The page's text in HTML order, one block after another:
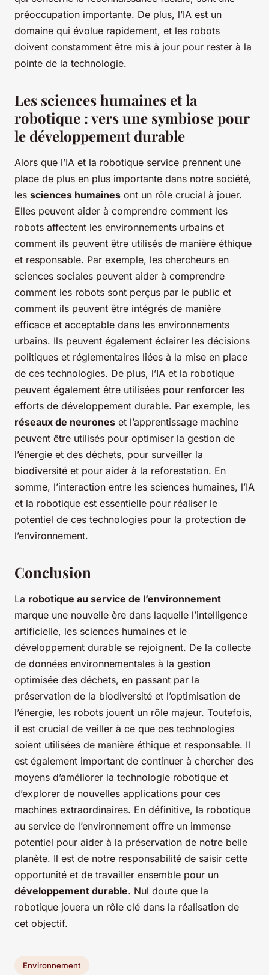
préoccupation importante. De plus, l’IA est un
domaine qui évolue rapidement, et les robots
doivent constamment être mis à jour pour rester à la
pointe de la technologie.
Les sciences humaines et la
robotique : vers une symbiose pour
le développement durable
Alors que l’IA et la robotique service prennent une
place de plus en plus importante dans notre société,
les sciences humaines ont un rôle crucial à jouer.
Elles peuvent aider à comprendre comment les
robots affectent les environnements urbains et
comment ils peuvent être utilisés de manière éthique
et responsable. Par exemple, les chercheurs en
sciences sociales peuvent aider à comprendre
comment les robots sont perçus par le public et
comment ils peuvent être intégrés de manière
efficace et acceptable dans les environnements
urbains. Ils peuvent également éclairer les décisions
politiques et réglementaires liées à la mise en place
de ces technologies. De plus, l’IA et la robotique
peuvent également être utilisées pour renforcer les
efforts de développement durable. Par exemple, les
réseaux de neurones et l’apprentissage machine
peuvent être utilisés pour optimiser la gestion de
l’énergie et des déchets, pour surveiller la
biodiversité et pour aider à la reforestation. En
somme, l’interaction entre les sciences humaines, l’IA
et la robotique est essentielle pour réaliser le
potentiel de ces technologies pour la protection de
l’environnement.
Conclusion
La robotique au service de l’environnement
marque une nouvelle ère dans laquelle l’intelligence
artificielle, les sciences humaines et le
développement durable se rejoignent. De la collecte
de données environnementales à la gestion
optimisée des déchets, en passant par la
préservation de la biodiversité et l’optimisation de
l’énergie, les robots jouent un rôle majeur. Toutefois,
il est crucial de veiller à ce que ces technologies
soient utilisées de manière éthique et responsable. Il
est également important de continuer à chercher des
moyens d’améliorer la technologie robotique et
d’explorer de nouvelles applications pour ces
machines extraordinaires. En définitive, la robotique
au service de l’environnement offre un immense
potentiel pour aider à la préservation de notre belle
planète. Il est de notre responsabilité de saisir cette
opportunité et de travailler ensemble pour un
développement durable. Nul doute que la
robotique jouera un rôle clé dans la réalisation de
cet objectif.
Environnement